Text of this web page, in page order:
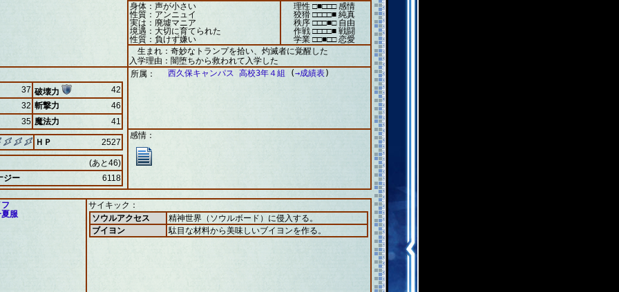
身体：声が小さい
性質：アンニュイ
実は：廃墟マニア
境遇：大切に育てられた
性質：負けず嫌い
理性 □■□□□ 感情
狡猾 □□□□■ 純真
秩序 □□□■□ 自由
作戦 □□□□■ 戦闘
学業 □□■□□ 恋愛
生まれ：奇妙なトランプを拾い、灼滅者に覚醒した
入学理由：闇堕ちから救われて入学した
37 破壊力
42
32 斬撃力
46
35 魔法力 41
ＨＰ 2527
(あと46)
ジー
6118
所属： 西久保キャンパス 高校3年４組 (→成績表)
感情：
服
サイキック：
ソウルアクセス
精神世界（ソウルボード）に侵入する。
ブイヨン
駄目な材料から美味しいブイヨンを作る。